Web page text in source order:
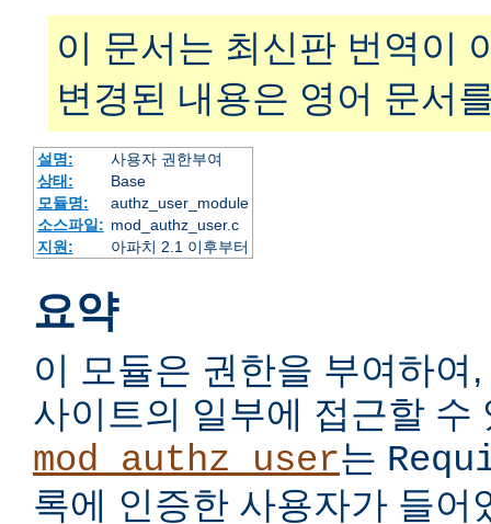
이 문서는 최신판 번역이
변경된 내용은 영어 문서
설명:
사용자 권한부여
상태:
Base
모듈명:
authz_user_module
소스파일: mod_authz_user.c
지원:
아파치 2.1 이후부터
요약
이 모듈은 권한을 부여하여
사이트의 일부에 접근할 수
mod_authz_user는
록에 인증한 사용자가 들어